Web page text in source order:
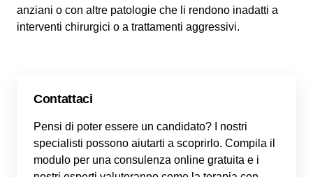
anziani o con altre patologie che li rendono inadatti a
interventi chirurgici o a trattamenti aggressivi.
Contattaci
Pensi di poter essere un candidato? I nostri
specialisti possono aiutarti a scoprirlo. Compila il
modulo per una consulenza online gratuita e i